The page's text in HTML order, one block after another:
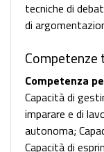
tecniche di
di
Competenza
Capacità di
imparare e di
autonoma;
Capacità di